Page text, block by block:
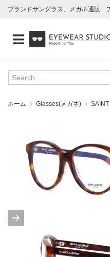
ブランドサングラス、メガネ通販
ホーム Glasses(メガネ)